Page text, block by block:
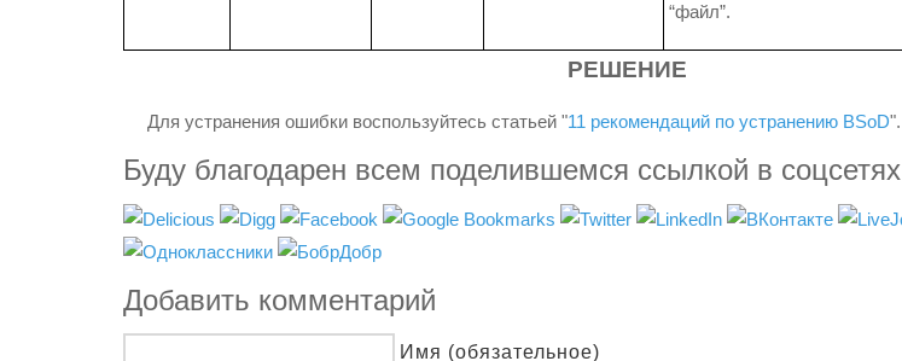
“файл”.
РЕШЕНИЕ
Для устранения ошибки воспользуйтесь статьей "11 рекомендаций по устранению BSoD".
Буду благодарен всем поделившемся ссылкой в соцсетях
Добавить комментарий
Имя (обязательное)